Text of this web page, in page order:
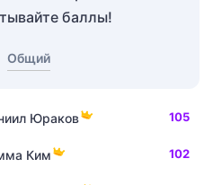
баллы!
Общий
Юраков 105
Ким 102